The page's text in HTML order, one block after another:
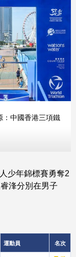
：中國香港三項鐵
少年錦標賽勇奪2
浲分別在男子
運動員 名次